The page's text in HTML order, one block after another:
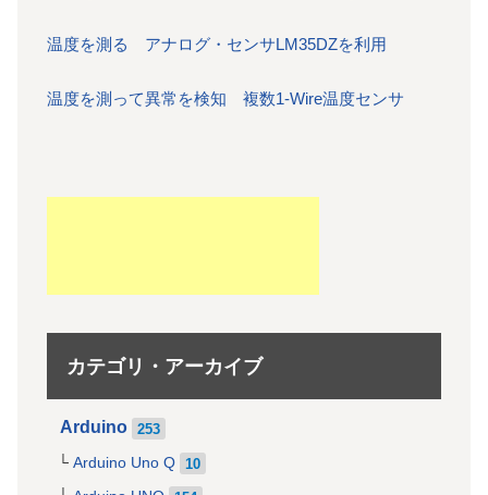
温度を測る アナログ・センサLM35DZを利用
温度を測って異常を検知 複数1-Wire温度センサ
カテゴリ・アーカイブ
Arduino 253
Arduino Uno Q 10